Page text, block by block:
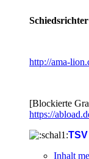
http://ama-
[Blockierte
https://
Inhalt